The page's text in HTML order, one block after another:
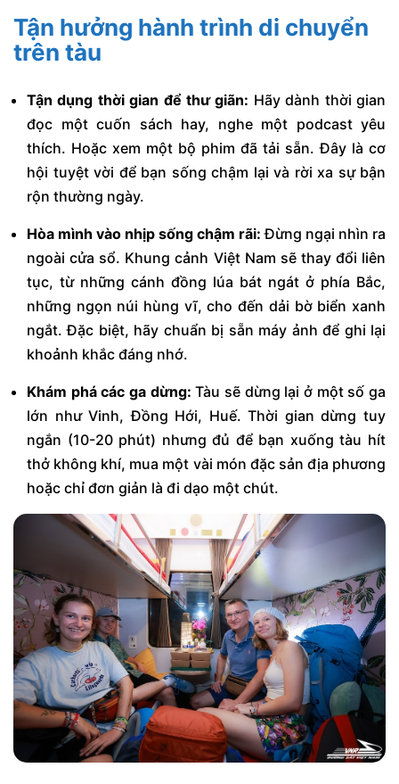
Tận hưởng hành trình di chuyển
trên tàu
Tận dụng thời gian để thư giãn: Hãy dành thời gian
đọc một cuốn sách hay, nghe một podcast yêu
thích. Hoặc xem một bộ phim đã tải sẵn. Đây là cơ
hội tuyệt vời để bạn sống chậm lại và rời xa sự bận
rộn thường ngày.
Hòa mình vào nhịp sống chậm rãi: Đừng ngại nhìn ra
ngoài cửa sổ. Khung cảnh Việt Nam sẽ thay đổi liên
tục, từ những cánh đồng lúa bát ngát ở phía Bắc,
những ngọn núi hùng vĩ, cho đến dải bờ biển xanh
ngắt. Đặc biệt, hãy chuẩn bị sẵn máy ảnh để ghi lại
khoảnh khắc đáng nhớ.
Khám phá các ga dừng: Tàu sẽ dừng lại ở một số ga
lớn như Vinh, Đồng Hới, Huế. Thời gian dừng tuy
ngắn (10-20 phút) nhưng đủ để bạn xuống tàu hít
thở không khí, mua một vài món đặc sản địa phương
hoặc chỉ đơn giản là đi dạo một chút.